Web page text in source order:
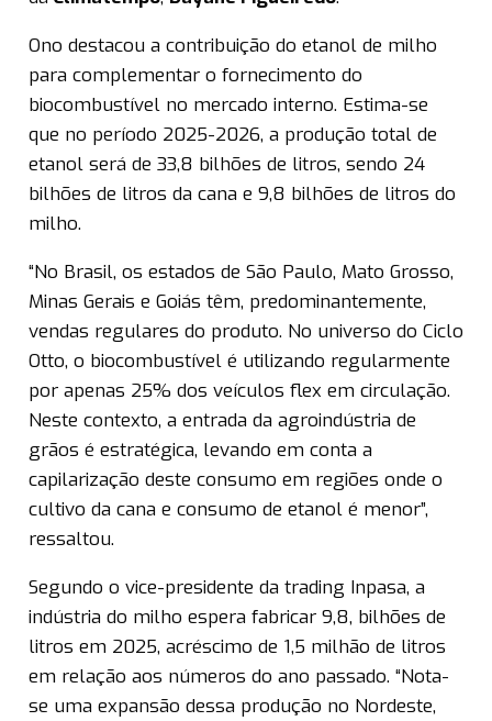
Ono destacou a contribuição do etanol de milho
para complementar o fornecimento do
biocombustível no mercado interno. Estima-se
que no período 2025-2026, a produção total de
etanol será de 33,8 bilhões de litros, sendo 24
bilhões de litros da cana e 9,8 bilhões de litros do
milho.
“No Brasil, os estados de São Paulo, Mato Grosso,
Minas Gerais e Goiás têm, predominantemente,
vendas regulares do produto. No universo do Ciclo
Otto, o biocombustível é utilizando regularmente
por apenas 25% dos veículos flex em circulação.
Neste contexto, a entrada da agroindústria de
grãos é estratégica, levando em conta a
capilarização deste consumo em regiões onde o
cultivo da cana e consumo de etanol é menor”,
ressaltou.
Segundo o vice-presidente da trading Inpasa, a
indústria do milho espera fabricar 9,8, bilhões de
litros em 2025, acréscimo de 1,5 milhão de litros
em relação aos números do ano passado. “Nota-
se uma expansão dessa produção no Nordeste,